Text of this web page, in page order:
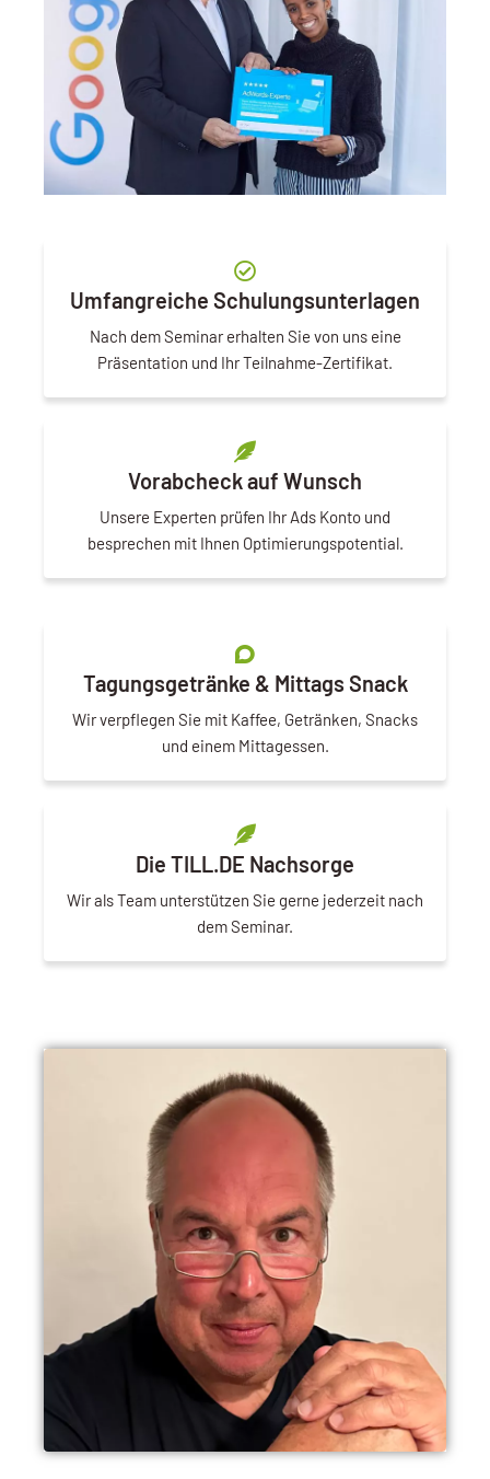
Umfangreiche Schulungsunterlagen
Nach dem Seminar erhalten Sie von uns eine
Präsentation und Ihr Teilnahme-Zertifikat.
Vorabcheck auf Wunsch
Unsere Experten prüfen Ihr Ads Konto und
besprechen mit Ihnen Optimierungspotential.
Tagungsgetränke & Mittags Snack
Wir verpflegen Sie mit Kaffee, Getränken, Snacks
und einem Mittagessen.
Die TILL.DE Nachsorge
Wir als Team unterstützen Sie gerne jederzeit nach
dem Seminar.